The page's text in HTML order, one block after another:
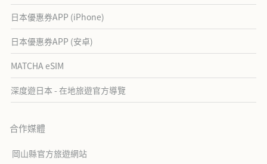
日本優惠券APP (iPhone)
日本優惠券APP (安卓)
MATCHA eSIM
深度遊日本 - 在地旅遊官方導覽
合作媒體
岡山縣官方旅遊網站